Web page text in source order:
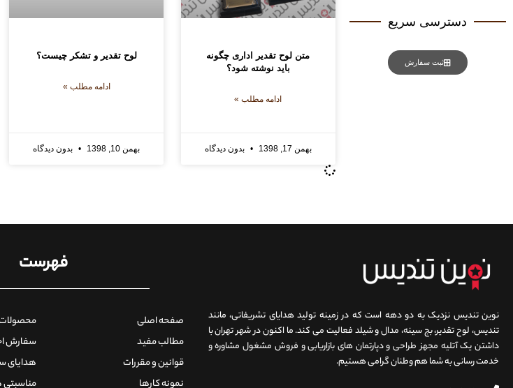
دسترسی سریع
ثبت سفارش
متن لوح تقدیر اداری چگونه
باید نوشته شود؟
ادامه مطلب »
بهمن 17, 1398 بدون دیدگاه
لوح تقدیر و تشکر چیست؟
ادامه مطلب »
بهمن 10, 1398 بدون دیدگاه
نوین تندیس نزدیک به دو دهه است که در زمینه تولید هدایای تشریفاتی، مانند
تندیس، لوح تقدیر، بج سینه، مدال و شیلد فعالیت می کند. ما اکنون در شهر تهران با
داشتن یک آتلیه مجهز طراحی و دپارتمان های بازاریابی و فروش مشغول مشاوره و
خدمت رسانی به شما هم وطنان گرامی هستیم.
فهرست
صفحه اصلی
مطالب مفید
قوانین و مقررات
نمونه کارها
سفارش
هدایای
مناسبتی